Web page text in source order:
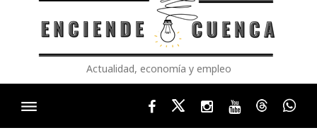
Actualidad, economía y empleo
FacebookTwitterInstagram
YoutubeThreads